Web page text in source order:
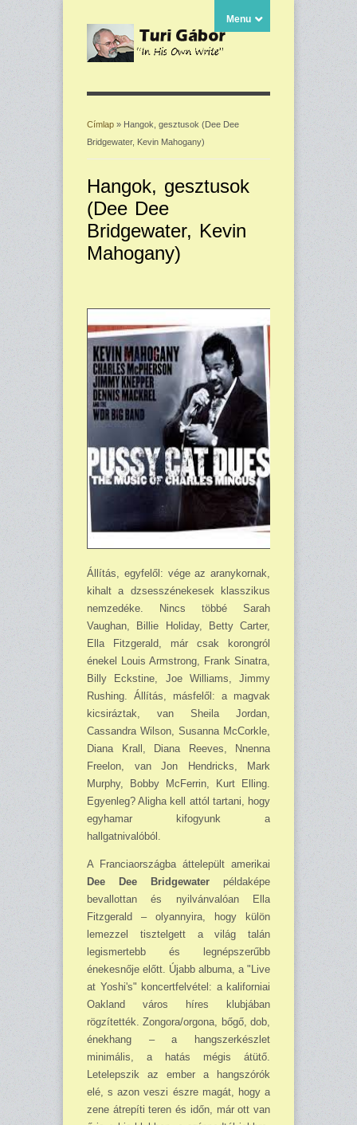
Menu
Jelenlegi hely
Címlap » Hangok, gesztusok (Dee Dee
Bridgewater, Kevin Mahogany)
Hangok, gesztusok
(Dee Dee
Bridgewater, Kevin
Mahogany)
Állítás, egyfelől: vége az aranykornak,
kihalt a dzsesszénekesek klasszikus
nemzedéke. Nincs többé Sarah
Vaughan, Billie Holiday, Betty Carter,
Ella Fitzgerald, már csak korongról
énekel Louis Armstrong, Frank Sinatra,
Billy Eckstine, Joe Williams, Jimmy
Rushing. Állítás, másfelől: a magvak
kicsiráztak, van Sheila Jordan,
Cassandra Wilson, Susanna McCorkle,
Diana Krall, Diana Reeves, Nnenna
Freelon, van Jon Hendricks, Mark
Murphy, Bobby McFerrin, Kurt Elling.
Egyenleg? Aligha kell attól tartani, hogy
egyhamar kifogyunk a
hallgatnivalóból.
A Franciaországba áttelepült amerikai
Dee Dee Bridgewater példaképe
bevallottan és nyilvánvalóan Ella
Fitzgerald – olyannyira, hogy külön
lemezzel tisztelgett a világ talán
legismertebb és legnépszerűbb
énekesnője előtt. Újabb albuma, a "Live
at Yoshi's" koncertfelvétel: a kaliforniai
Oakland város híres klubjában
rögzítették. Zongora/orgona, bőgő, dob,
énekhang – a hangszerkészlet
minimális, a hatás mégis átütő.
Letelepszik az ember a hangszórók
elé, s azon veszi észre magát, hogy a
zene átrepíti teren és időn, már ott van